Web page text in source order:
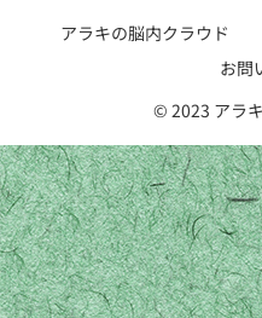
アラキの脳内クラウド
お問
© 2023 アラ